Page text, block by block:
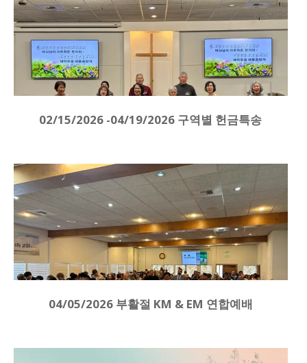
02/15/2026 -04/19/2026 구역별 헌금특송
04/05/2026 부활절 KM & EM 연합예배